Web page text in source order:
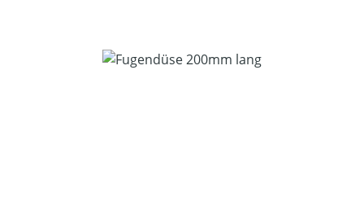
Bildergalerie überspringen